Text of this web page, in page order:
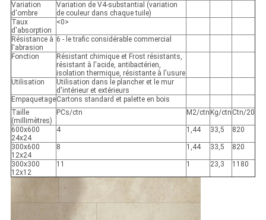
Variation
d'ombre
Variation de V4-substantial (variation
de couleur dans chaque tuile)
Taux
d'absorption
<0>
Résistance à
l'abrasion
6 - le trafic considérable commercial
Fonction
Résistant chimique et Frost résistants,
résistant à l'acide, antibactérien,
isolation thermique, résistante à l'usure
Utilisation
Utilisation dans le plancher et le mur
d'intérieur et extérieurs
EmpaquetageCartons standard et palette en bois
Taille
(millimètres)
PCs/ctn M2/ctn Kg/ctn Ctn/20
600x600
24x24
4 1,44 33,5 820
300x600
12x24
8 1,44 33,5 820
300x300
12x12
11 1 23,3 1180